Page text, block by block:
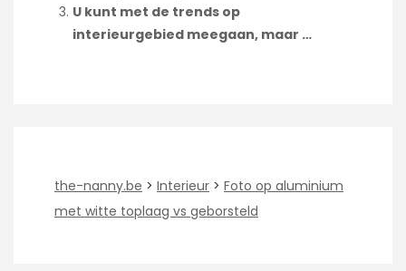
U kunt met de trends op
interieurgebied meegaan, maar …
the-nanny.be > Interieur > Foto op aluminium
met witte toplaag vs geborsteld